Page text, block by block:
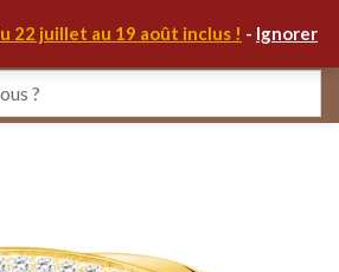
22 juillet au 19 août inclus ! - Ignorer
vous